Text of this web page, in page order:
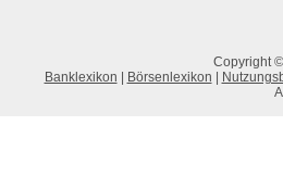
Copyright
Banklexikon
Börsenlexikon